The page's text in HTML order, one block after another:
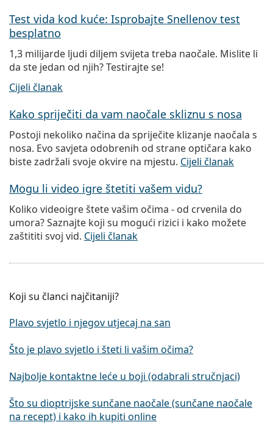
Test vida kod kuće: Isprobajte Snellenov test
besplatno
1,3 milijarde ljudi diljem svijeta treba naočale. Mislite li
da ste jedan od njih? Testirajte se!
Cijeli članak
Kako spriječiti da vam naočale skliznu s nosa
Postoji nekoliko načina da spriječite klizanje naočala s
nosa. Evo savjeta odobrenih od strane optičara kako
biste zadržali svoje okvire na mjestu. Cijeli članak
Mogu li video igre štetiti vašem vidu?
Koliko videoigre štete vašim očima - od crvenila do
umora? Saznajte koji su mogući rizici i kako možete
zaštititi svoj vid. Cijeli članak
Koji su članci najčitaniji?
Plavo svjetlo i njegov utjecaj na san
Što je plavo svjetlo i šteti li vašim očima?
Najbolje kontaktne leće u boji (odabrali stručnjaci)
Što su dioptrijske sunčane naočale (sunčane naočale
na recept) i kako ih kupiti online